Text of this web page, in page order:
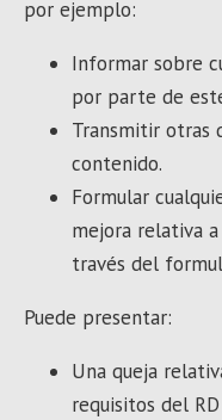
por ejemplo:
Informar sobre
por parte de
Transmitir otras
contenido.
Formular
mejora relativa
través del
Puede presentar:
Una queja
requisitos del